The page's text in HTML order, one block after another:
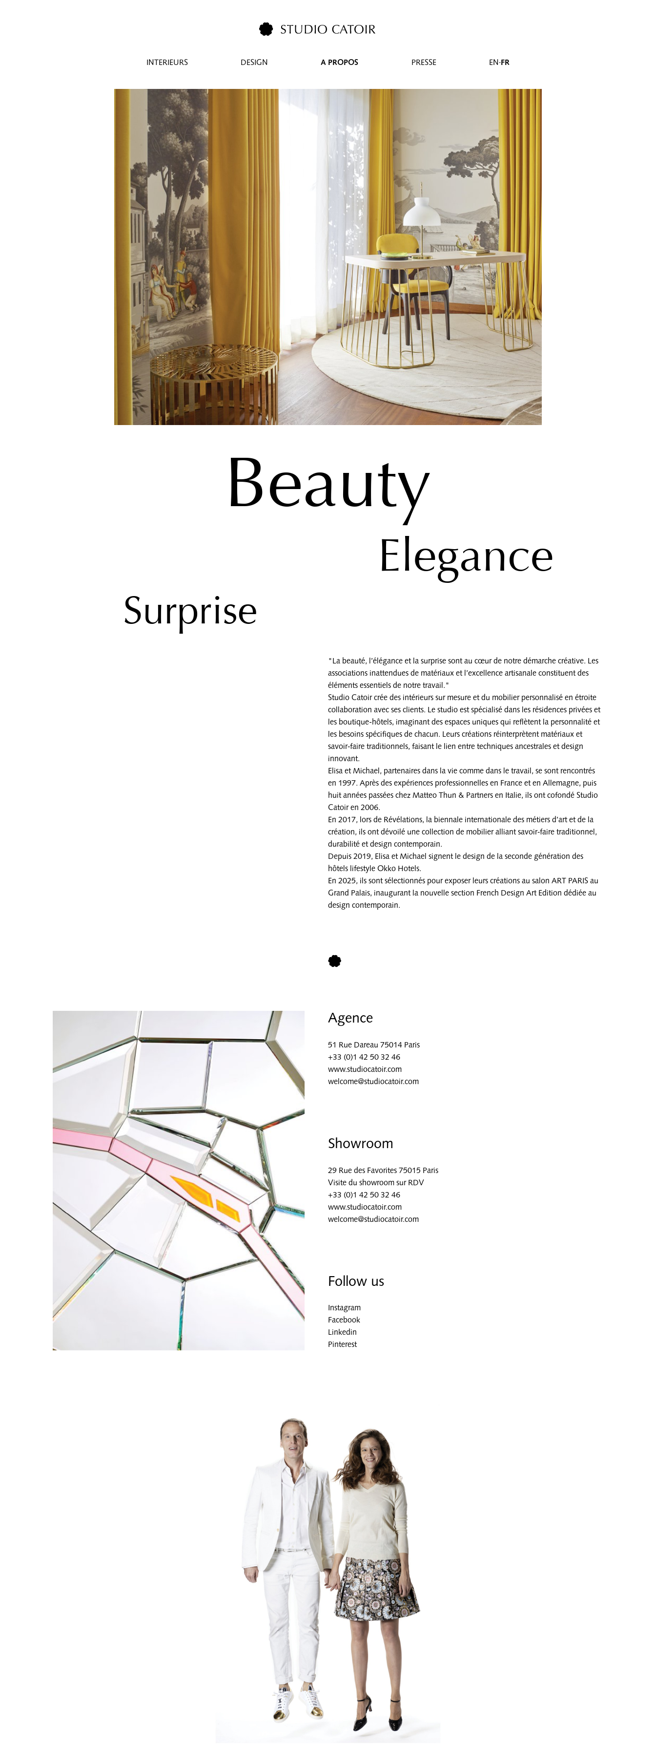
INTERIEURS DESIGN A PROPOS PRESSE EN·FR
Beauty
Elegance
Surprise
"La beauté, l’élégance et la surprise sont au cœur de notre démarche créative. Les
associations inattendues de matériaux et l’excellence artisanale constituent des
éléments essentiels de notre travail."
Studio Catoir crée des intérieurs sur mesure et du mobilier personnalisé en étroite
collaboration avec ses clients. Le studio est spécialisé dans les résidences privées et
les boutique-hôtels, imaginant des espaces uniques qui reflètent la personnalité et
les besoins spécifiques de chacun. Leurs créations réinterprètent matériaux et
savoir‑faire traditionnels, faisant le lien entre techniques ancestrales et design
innovant.
Elisa et Michael, partenaires dans la vie comme dans le travail, se sont rencontrés
en 1997. Après des expériences professionnelles en France et en Allemagne, puis
huit années passées chez Matteo Thun & Partners en Italie, ils ont cofondé Studio
Catoir en 2006.
En 2017, lors de Révélations, la biennale internationale des métiers d’art et de la
création, ils ont dévoilé une collection de mobilier alliant savoir‑faire traditionnel,
durabilité et design contemporain.
Depuis 2019, Elisa et Michael signent le design de la seconde génération des
hôtels lifestyle Okko Hotels.
En 2025, ils sont sélectionnés pour exposer leurs créations au salon ART PARIS au
Grand Palais, inaugurant la nouvelle section French Design Art Edition dédiée au
design contemporain.
Agence
51 Rue Dareau 75014 Paris
+33 (0)1 42 50 32 46
www.studiocatoir.com
welcome@studiocatoir.com
Showroom
29 Rue des Favorites 75015 Paris
Visite du showroom sur RDV
+33 (0)1 42 50 32 46
www.studiocatoir.com
welcome@studiocatoir.com
Follow us
Instagram
Facebook
Linkedin
Pinterest